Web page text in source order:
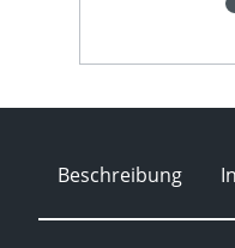
Beschreibung